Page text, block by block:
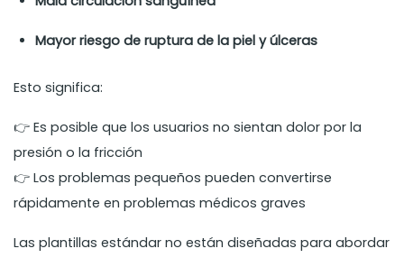
Mayor riesgo de ruptura de la piel y úlceras
Esto significa:
👉 Es posible que los usuarios no sientan dolor por la
presión o la fricción
👉 Los problemas pequeños pueden convertirse
rápidamente en problemas médicos graves
Las plantillas estándar no están diseñadas para abordar